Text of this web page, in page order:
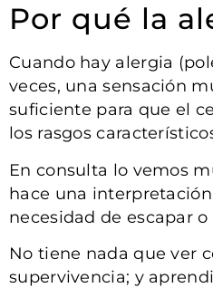
Por qué la
Cuando hay alergia
veces, una sensación
suficiente para que el
los rasgos
En consulta lo vemos
hace una
necesidad de escapar
No tiene nada que ver
supervivencia; y